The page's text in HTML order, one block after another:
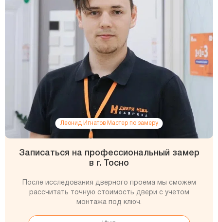
Леонид Игнатов Мастер по замеру
Записаться на профессиональный замер
в г. Тосно
После исследования дверного проема мы сможем
рассчитать точную стоимость двери с учетом
монтажа под ключ.